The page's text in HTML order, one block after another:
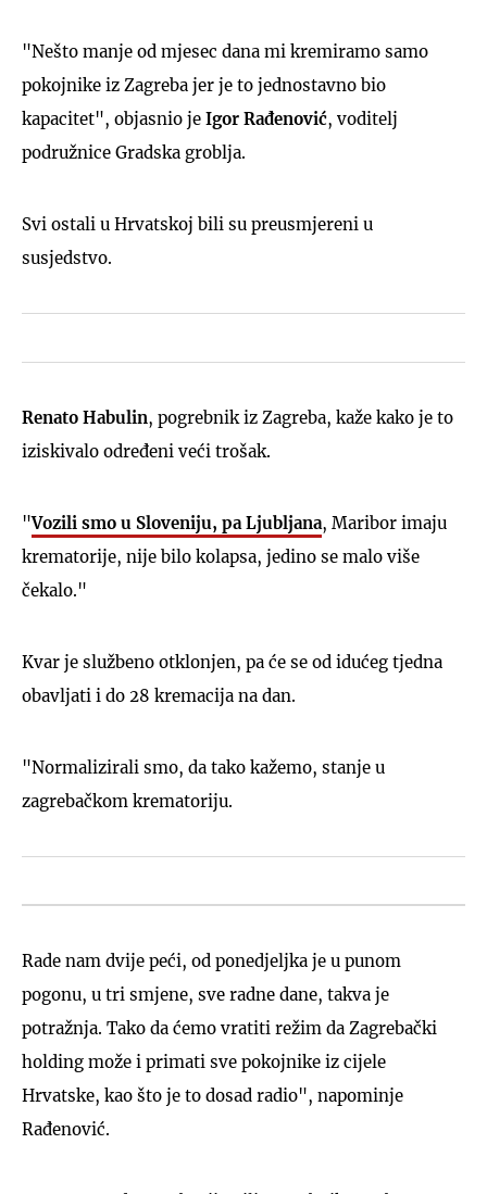
"Nešto manje od mjesec dana mi kremiramo samo
pokojnike iz Zagreba jer je to jednostavno bio
kapacitet", objasnio je Igor Rađenović, voditelj
podružnice Gradska groblja.
Svi ostali u Hrvatskoj bili su preusmjereni u
susjedstvo.
Renato Habulin, pogrebnik iz Zagreba, kaže kako je to
iziskivalo određeni veći trošak.
"Vozili smo u Sloveniju, pa Ljubljana, Maribor imaju
krematorije, nije bilo kolapsa, jedino se malo više
čekalo."
Kvar je službeno otklonjen, pa će se od idućeg tjedna
obavljati i do 28 kremacija na dan.
"Normalizirali smo, da tako kažemo, stanje u
zagrebačkom krematoriju.
Rade nam dvije peći, od ponedjeljka je u punom
pogonu, u tri smjene, sve radne dane, takva je
potražnja. Tako da ćemo vratiti režim da Zagrebački
holding može i primati sve pokojnike iz cijele
Hrvatske, kao što je to dosad radio", napominje
Rađenović.